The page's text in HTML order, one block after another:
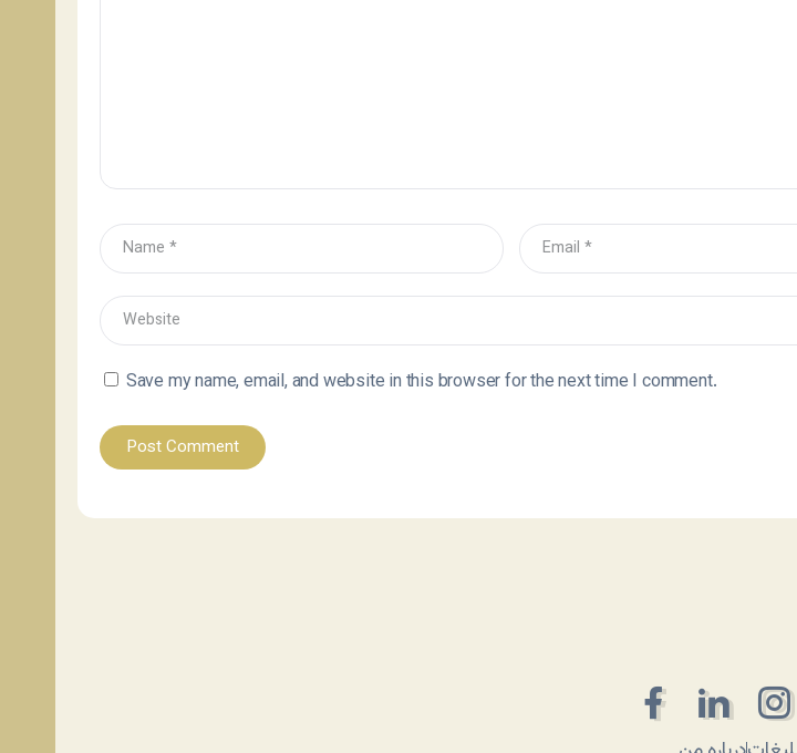
Save my name, email, and website in this browser for the next time I comment.